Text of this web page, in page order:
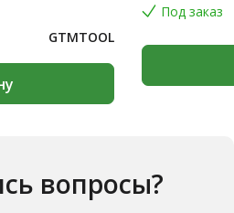
GTMTOOL
Под заказ
вопросы?